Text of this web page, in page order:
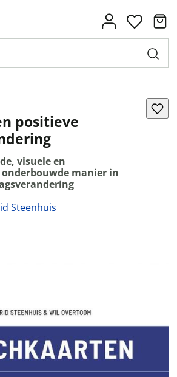
positieve
visuele en
manier in
Steenhuis